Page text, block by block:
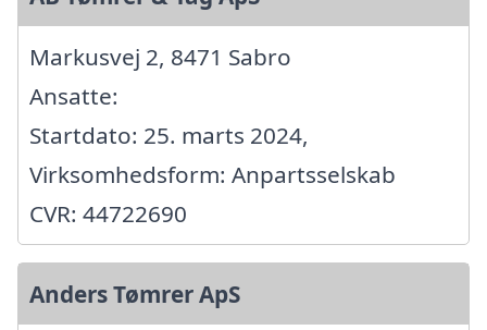
Markusvej 2, 8471 Sabro
Ansatte:
Startdato: 25. marts 2024,
Virksomhedsform: Anpartsselskab
CVR: 44722690
Anders Tømrer ApS